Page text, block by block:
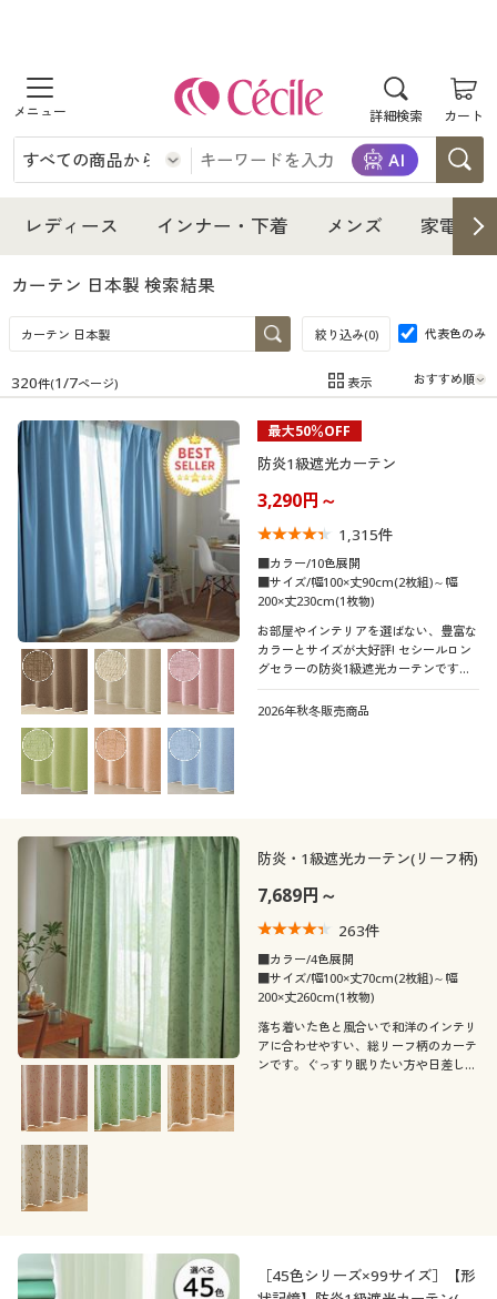
詳細検索 カート
商品を探す
レディース
レディースファッション
女性下着
インナー・下着
インナー・下着通販すべて
女性下着
メンズ下着
ジュニア・ティーンズ下着
メンズ
メンズ通販すべて
メンズファッション
メンズ下着
家電・雑貨
家電・雑貨すべて
キッチン・雑貨・日用品
寝具・インテリア・家具
寝具・インテリア・家具通販すべて
家具・収納
寝具・ベッド
カーテン・ラグ・ファブリック
美容・健康
美容・健康通販すべて
美容・健康・サプリメント
制服・スクール
制服・スクールすべて
制服・学生服
ジュニア・ティーンズ下着
大きいサイズ
大きいサイズ通販すべて
大きいサイズ レディース服
大きいサイズ メンズ
大きいサイズ 事務・制服
バーゲン
バーゲンセール
詳細検索
商品カテゴリ一覧
カタログ・チラシからのご注文
デジタルカタログ
カタログ無料プレゼント
会員メニュー
マイページ
閲覧履歴
サポート
レディース インナー・下着 メンズ 家電・
カーテン 日本製 検索結果
絞り込み(0) 代表色のみ
在庫 在庫のある商品のみ表示
カテゴリ
(5)
(4〜4.9)
(2〜2.9)
カーテンサイズ
カラー
こだわり条件
で絞り込む
柄・デザイン
無地 ストライプ
水玉・ドット柄
素材
レース
デニム ベロア
機能・特徴
ストレッチ
シック
ゆったり
320件(1/7ページ) 表示
最大50％OFF
防炎1級遮光カーテン
3,290円～
1,315件
■カラー/10色展開
■サイズ/幅100×丈90cm(2枚組)～幅
200×丈230cm(1枚物)
お部屋やインテリアを選ばない、豊富な
カラーとサイズが大好評! セシールロン
グセラーの防炎1級遮光カーテンです。
遮熱・保温効果で冷暖房効率もアップ。
日本で丁寧に縫製し仕上げた、こだわり
2026年秋冬販売商品
防炎・1級遮光カーテン(リーフ柄)
7,689円～
263件
■カラー/4色展開
■サイズ/幅100×丈70cm(2枚組)～幅
200×丈260cm(1枚物)
落ち着いた色と風合いで和洋のインテリ
アに合わせやすい、総リーフ柄のカーテ
ンです。ぐっすり眠りたい方や日差しが
［45色シリーズ×99サイズ］【形